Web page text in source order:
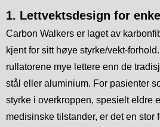
1. Lettvektsdesign for
Carbon Walkers er laget av
kjent for sitt høye styrke/vekt-
rullatorene mye lettere enn de
stål eller aluminium. For pasienter
styrke i overkroppen, spesielt eldre
medisinske tilstander, er det en stor